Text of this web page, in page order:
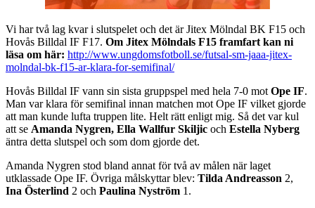
Vi har två lag kvar i slutspelet och det är Jitex Mölndal BK F15 och
Hovås Billdal IF F17. Om Jitex Mölndals F15 framfart kan ni
läsa om här: http://www.ungdomsfotboll.se/futsal-sm-jaaa-jitex-
molndal-bk-f15-ar-klara-for-semifinal/
Hovås Billdal IF vann sin sista gruppspel med hela 7-0 mot Ope IF.
Man var klara för semifinal innan matchen mot Ope IF vilket gjorde
att man kunde lufta truppen lite. Helt rätt enligt mig. Så det var kul
att se Amanda Nygren, Ella Wallfur Skiljic och Estella Nyberg
äntra detta slutspel och som dom gjorde det.
Amanda Nygren stod bland annat för två av målen när laget
utklassade Ope IF. Övriga målskyttar blev: Tilda Andreasson 2,
Ina Österlind 2 och Paulina Nyström 1.